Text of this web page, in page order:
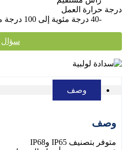
درجة حرارة العمل
-40 درجة مئوية إلى 100 درجة مئوية
سؤال
وصف
وصف
متوفر بتصنيف IP65 وIP68